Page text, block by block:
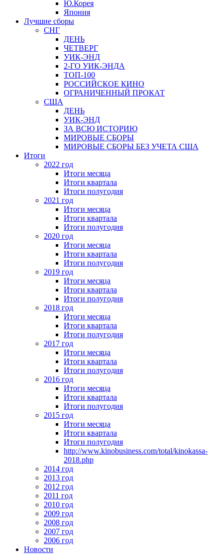
Ю.Корея
Япония
Лучшие сборы
СНГ
ДЕНЬ
ЧЕТВЕРГ
УИК-ЭНД
2-ГО УИК-ЭНДА
ТОП-100
РОССИЙСКОЕ КИНО
ОГРАНИЧЕННЫЙ ПРОКАТ
США
ДЕНЬ
УИК-ЭНД
ЗА ВСЮ ИСТОРИЮ
МИРОВЫЕ СБОРЫ
МИРОВЫЕ СБОРЫ БЕЗ УЧЕТА США
Итоги
2022 год
Итоги месяца
Итоги квартала
Итоги полугодия
2021 год
Итоги месяца
Итоги квартала
Итоги полугодия
2020 год
Итоги месяца
Итоги квартала
Итоги полугодия
2019 год
Итоги месяца
Итоги квартала
Итоги полугодия
2018 год
Итоги месяца
Итоги квартала
Итоги полугодия
2017 год
Итоги месяца
Итоги квартала
Итоги полугодия
2016 год
Итоги месяца
Итоги квартала
Итоги полугодия
2015 год
Итоги месяца
Итоги квартала
Итоги полугодия
http://www.kinobusiness.com/total/kinokassa-
2018.php
2014 год
2013 год
2012 год
2011 год
2010 год
2009 год
2008 год
2007 год
2006 год
Новости